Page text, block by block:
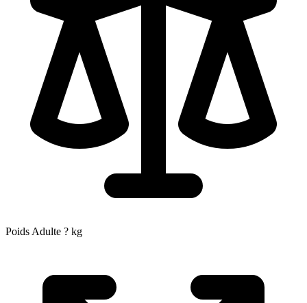
Poids Adulte ? kg